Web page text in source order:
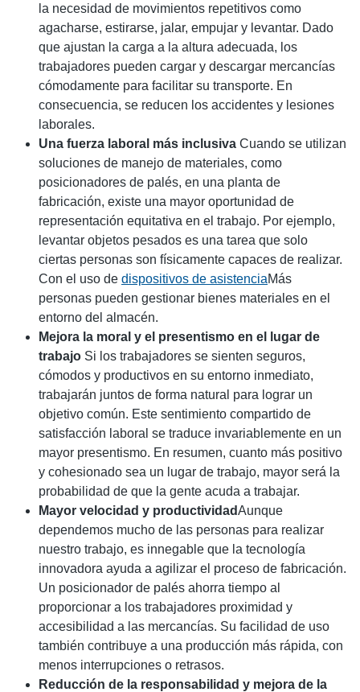
la necesidad de movimientos repetitivos como
agacharse, estirarse, jalar, empujar y levantar. Dado
que ajustan la carga a la altura adecuada, los
trabajadores pueden cargar y descargar mercancías
cómodamente para facilitar su transporte. En
consecuencia, se reducen los accidentes y lesiones
laborales.
Una fuerza laboral más inclusiva Cuando se utilizan
soluciones de manejo de materiales, como
posicionadores de palés, en una planta de
fabricación, existe una mayor oportunidad de
representación equitativa en el trabajo. Por ejemplo,
levantar objetos pesados ​​es una tarea que solo
ciertas personas son físicamente capaces de realizar.
Con el uso de dispositivos de asistenciaMás
personas pueden gestionar bienes materiales en el
entorno del almacén.
Mejora la moral y el presentismo en el lugar de
trabajo Si los trabajadores se sienten seguros,
cómodos y productivos en su entorno inmediato,
trabajarán juntos de forma natural para lograr un
objetivo común. Este sentimiento compartido de
satisfacción laboral se traduce invariablemente en un
mayor presentismo. En resumen, cuanto más positivo
y cohesionado sea un lugar de trabajo, mayor será la
probabilidad de que la gente acuda a trabajar.
Mayor velocidad y productividadAunque
dependemos mucho de las personas para realizar
nuestro trabajo, es innegable que la tecnología
innovadora ayuda a agilizar el proceso de fabricación.
Un posicionador de palés ahorra tiempo al
proporcionar a los trabajadores proximidad y
accesibilidad a las mercancías. Su facilidad de uso
también contribuye a una producción más rápida, con
menos interrupciones o retrasos.
Reducción de la responsabilidad y mejora de la